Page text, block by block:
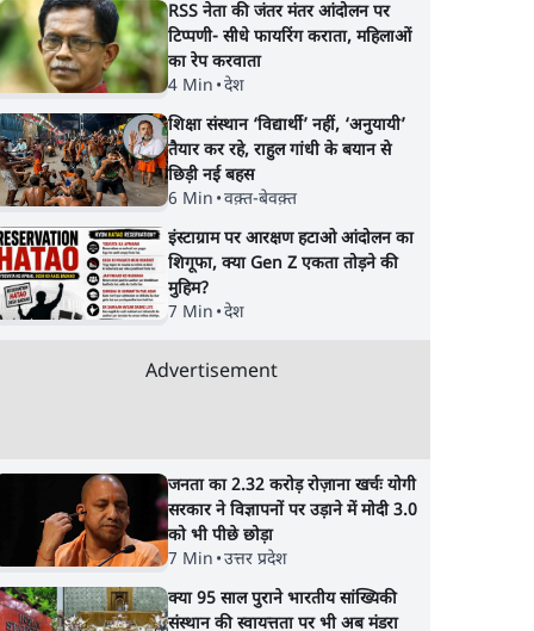
जंतर-मंतर आंदोलन: आक्रोश
का प्रदर्शन या प्रतिरोध का
कार्निवाल?
क्या युवाओं के
रुक जाएगा हिंदू राष्ट्र का
RSS नेता की जंतर मंतर आंदोलन पर
टिप्पणी- सीधे फायरिंग कराता, महिलाओं
का रेप करवाता
4 Min •देश
शिक्षा संस्थान ‘विद्यार्थी’ नहीं, ‘अनुयायी’
तैयार कर रहे, राहुल गांधी के बयान से
छिड़ी नई बहस
6 Min •वक़्त-बेवक़्त
इंस्टाग्राम पर आरक्षण हटाओ आंदोलन का
शिगूफा, क्या Gen Z एकता तोड़ने की
मुहिम?
7 Min •देश
Advertisement
जनता का 2.32 करोड़ रोज़ाना खर्चः योगी
सरकार ने विज्ञापनों पर उड़ाने में मोदी 3.0
को भी पीछे छोड़ा
7 Min •उत्तर प्रदेश
क्या 95 साल पुराने भारतीय सांख्यिकी
संस्थान की स्वायत्तता पर भी अब मंडरा